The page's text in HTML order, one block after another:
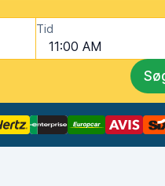
Tid
11:00 AM